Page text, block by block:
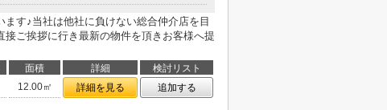
す♪当社は他社に負けない総合仲介店を目
ご挨拶に行き最新の物件を頂きお客様へ提
面積 詳細
検討リスト
12.00㎡ 詳細を見る 追加する